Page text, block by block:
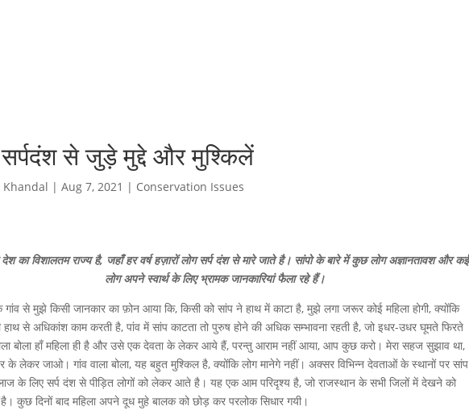
से जुड़े मुद्दे और मुश्किलें
|Aug 7, 2021 | Conservation Issues
देश का विशालतम राज्य है, जहाँ हर वर्ष हज़ारों लोग सर्प दंश से मारे जाते है। सांपो के बारे में कुछ लोग अज्ञानतावश और कई
लोग अपने स्वार्थ के लिए भ्रामक जानकारियां फैला रहे हैं।
से मुझे किसी जानकार का फ़ोन आया कि, किसी को सांप ने हाथ में काटा है, मुझे लगा जरूर कोई महिला होगी, क्योंकि
हाथ से अधिकांश काम करती है, पांव में सांप काटता तो पुरुष होने की अधिक सम्भावना रहती है, जो इधर-उधर घूमते फिरते
बोला हाँ महिला ही है और उसे एक देवता के लेकर आये हैं, परन्तु आराम नहीं आया, आप कुछ करो। मेरा सहज सुझाव था,
के लेकर जाओ। गांव वाला बोला, यह बहुत मुश्किल है, क्योंकि लोग मानेगे नहीं। अक्सर विभिन्न देवताओं के स्थानों पर सांप
के लिए सर्प दंश से पीड़ित लोगों को लेकर आते है। यह एक आम परिदृश्य है, जो राजस्थान के सभी जिलों में देखने को
है। कुछ दिनों बाद महिला अपने दूध मुहे बालक को छोड़ कर परलोक सिधार गयी।